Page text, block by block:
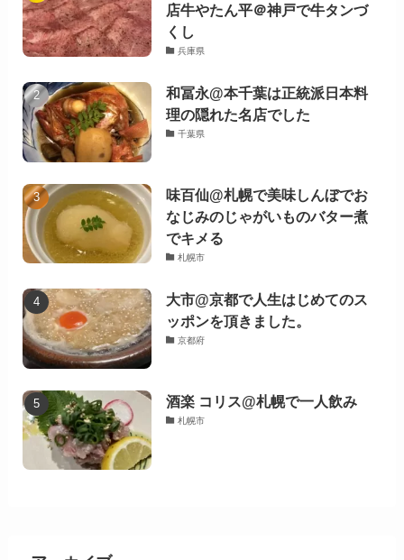
店牛やたん平＠神戸で牛タンづ
くし
兵庫県
和冨永@本千葉は正統派日本料
理の隠れた名店でした
千葉県
味百仙@札幌で美味しんぼでお
なじみのじゃがいものバター煮
でキメる
札幌市
大市@京都で人生はじめてのス
ッポンを頂きました。
京都府
酒楽 コリス@札幌で一人飲み
札幌市